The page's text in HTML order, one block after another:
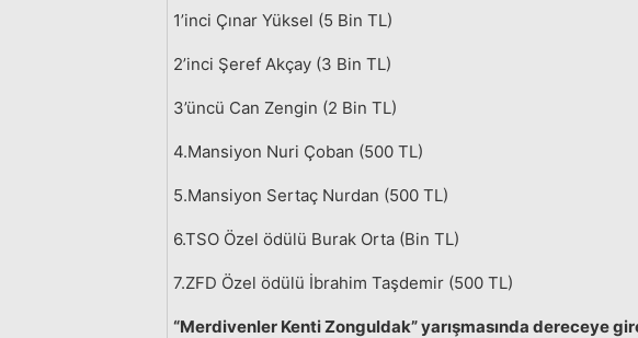
1’inci Çınar Yüksel (5 Bin TL)
2’inci Şeref Akçay (3 Bin TL)
3’üncü Can Zengin (2 Bin TL)
4.Mansiyon Nuri Çoban (500 TL)
5.Mansiyon Sertaç Nurdan (500 TL)
6.TSO Özel ödülü Burak Orta (Bin TL)
7.ZFD Özel ödülü İbrahim Taşdemir (500 TL)
“Merdivenler Kenti Zonguldak” yarışmasında dereceye